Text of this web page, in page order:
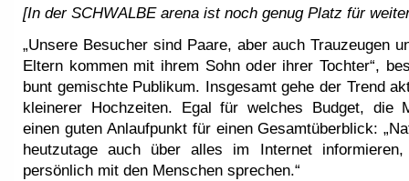
[In der SCHWALBE arena ist noch genug Platz für
„Unsere Besucher sind Paare, aber auch Trauzeugen
Eltern kommen mit ihrem Sohn oder ihrer Tochter“,
bunt gemischte Publikum. Insgesamt gehe der Trend
kleinerer Hochzeiten. Egal für welches Budget, die
einen guten Anlaufpunkt für einen Gesamtüberblick:
heutzutage auch über alles im Internet
persönlich mit den Menschen sprechen.“